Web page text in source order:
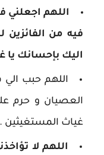
اللهم اجعلني
فيه من الفائزين
اليك بإحسانك يا
اللهم حبب الي
العصيان و حرم
غياث المستغيثين .
اللهم لا